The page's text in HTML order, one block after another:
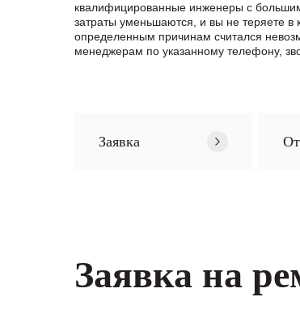
квалифицированные инженеры с
затраты уменьшаются, и вы не теряете в
определенным причинам считался
менеджерам по указанному телефону,
Заявка
Заявка на